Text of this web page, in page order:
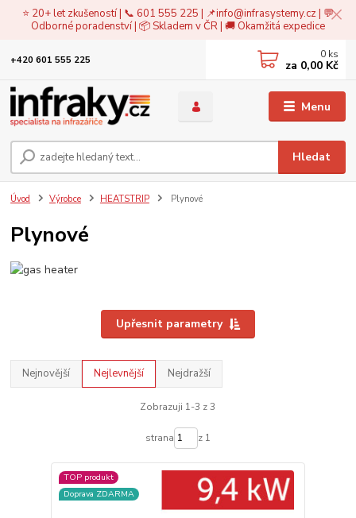
⭐ 20+ let zkušeností | 📞 601 555 225 | 📌info@infrasystemy.cz| 💬
Odborné poradenství | 📦 Skladem v ČR | 🚚 Okamžitá expedice
Menu
Hledat
+420 601 555 225 0 ks
za 0,00 Kč
Úvod Výrobce HEATSTRIP Plynové
Plynové
Upřesnit parametry
Nejnovější Nejlevnější Nejdražší
Zobrazuji 1-3 z 3
strana z 1
TOP produkt
Doprava ZDARMA